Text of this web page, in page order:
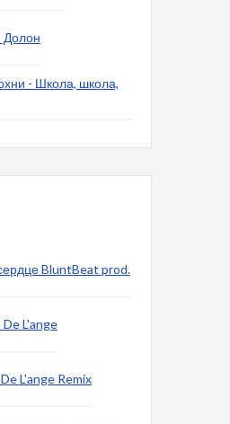
Долон
- Школа, школа,
BluntBeat prod.
De L'ange
L'ange Remix